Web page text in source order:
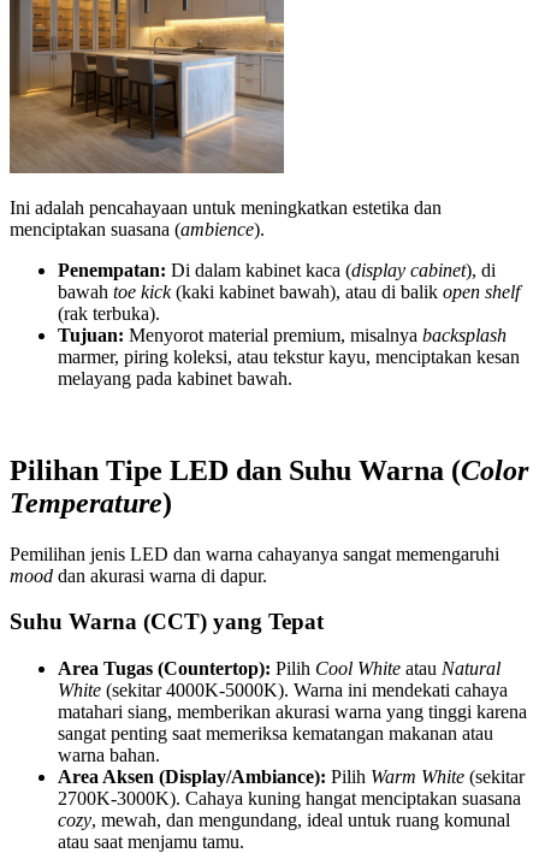
Ini adalah pencahayaan untuk meningkatkan estetika dan
menciptakan suasana (ambience).
Penempatan: Di dalam kabinet kaca (display cabinet), di
bawah toe kick(kaki kabinet bawah), atau di balik open shelf
(rak terbuka).
Tujuan: Menyorot material premium, misalnya backsplash
marmer, piring koleksi, atau tekstur kayu, menciptakan kesan
melayang pada kabinet bawah.
Pilihan Tipe LED dan Suhu Warna (Color
Temperature)
Pemilihan jenis LED dan warna cahayanya sangat memengaruhi
mood dan akurasi warna di dapur.
Suhu Warna (CCT) yang Tepat
Area Tugas (Countertop): Pilih Cool White atau Natural
White (sekitar 4000K-5000K). Warna ini mendekati cahaya
matahari siang, memberikan akurasi warna yang tinggi karena
sangat penting saat memeriksa kematangan makanan atau
warna bahan.
Area Aksen (Display/Ambiance): Pilih Warm White (sekitar
2700K-3000K). Cahaya kuning hangat menciptakan suasana
cozy, mewah, dan mengundang, ideal untuk ruang komunal
atau saat menjamu tamu.